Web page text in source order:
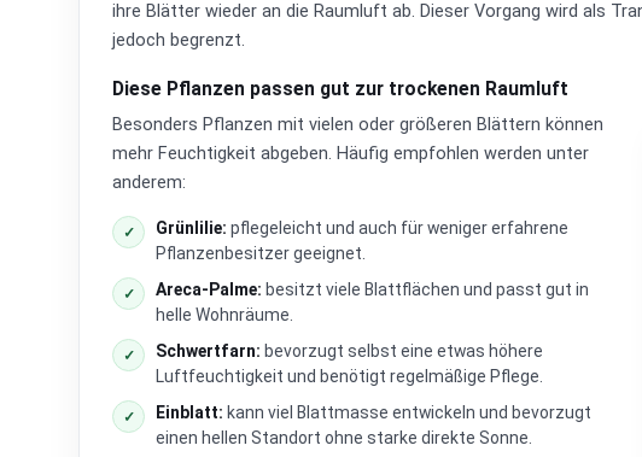
ihre Blätter wieder an die Raumluft ab. Dieser Vorgang wird als
jedoch begrenzt.
Diese Pflanzen passen gut zur trockenen Raumluft
Besonders Pflanzen mit vielen oder größeren Blättern können
mehr Feuchtigkeit abgeben. Häufig empfohlen werden unter
anderem:
✓ Grünlilie: pflegeleicht und auch für weniger erfahrene
Pflanzenbesitzer geeignet.
✓ Areca-Palme: besitzt viele Blattflächen und passt gut in
helle Wohnräume.
✓ Schwertfarn: bevorzugt selbst eine etwas höhere
Luftfeuchtigkeit und benötigt regelmäßige Pflege.
✓ Einblatt: kann viel Blattmasse entwickeln und bevorzugt
einen hellen Standort ohne starke direkte Sonne.